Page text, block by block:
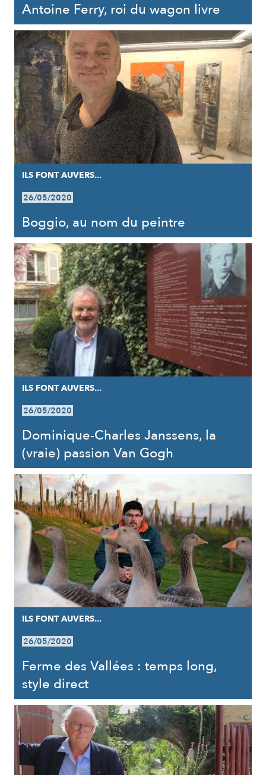
Antoine Ferry, roi du wagon livre
ILS FONT AUVERS...
26/05/2020
Boggio, au nom du peintre
ILS FONT AUVERS...
26/05/2020
Dominique-Charles Janssens, la
(vraie) passion Van Gogh
ILS FONT AUVERS...
26/05/2020
Ferme des Vallées : temps long,
style direct